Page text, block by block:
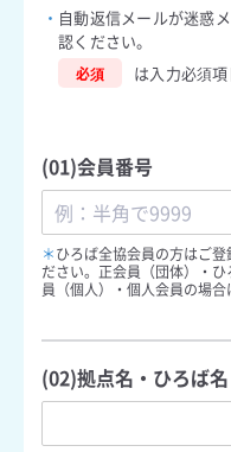
・ 自動返信メールが迷惑
認ください。
必須 は入力必須項
(01)会員番号
＊ひろば全協会員の方はご
ださい。正会員（団体）・
員（個人）・個人会員の場合
(02)拠点名・ひろば